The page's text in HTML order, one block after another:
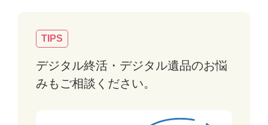
TIPS
デジタル終活・デジタル遺品のお悩
みもご相談ください。